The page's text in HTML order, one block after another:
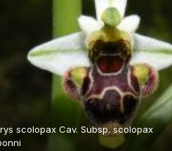
scolopax Cav. Subsp. scolopax